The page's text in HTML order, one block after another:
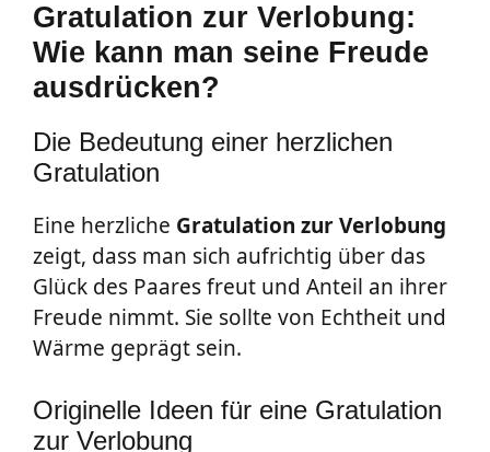
Gratulation zur Verlobung:
Wie kann man seine Freude
ausdrücken?
Die Bedeutung einer herzlichen
Gratulation
Eine herzliche Gratulation zur Verlobung
zeigt, dass man sich aufrichtig über das
Glück des Paares freut und Anteil an ihrer
Freude nimmt. Sie sollte von Echtheit und
Wärme geprägt sein.
Originelle Ideen für eine Gratulation
zur Verlobung